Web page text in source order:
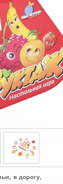
, в дорогу,